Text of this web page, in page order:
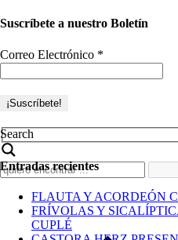
Suscríbete a nuestro Boletín
Correo Electrónico *
Search
Entradas recientes
FLAUTA Y ACORDEÓN
FRÍVOLAS Y
CUPLÉ